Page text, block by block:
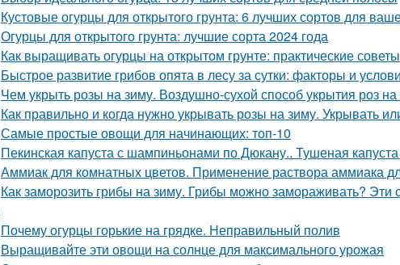
Кустовые огурцы для открытого грунта: 6 лучших сортов для
Огурцы для открытого грунта: лучшие сорта 2024 года
Как выращивать огурцы на открытом грунте: практические советы
Быстрое развитие грибов опята в лесу за сутки: факторы и
Чем укрыть розы на зиму. Воздушно-сухой способ укрытия роз
Как правильно и когда нужно укрывать розы на зиму. Укрывать
Самые простые овощи для начинающих: топ-10
Пекинская капуста с шампиньонами по Дюкану.. Тушеная
Аммиак для комнатных цветов. Применение раствора аммиака
Как заморозить грибы на зиму. Грибы можно замораживать? Эти
Почему огурцы горькие на грядке. Неправильный полив
Выращивайте эти овощи на солнце для максимального урожая